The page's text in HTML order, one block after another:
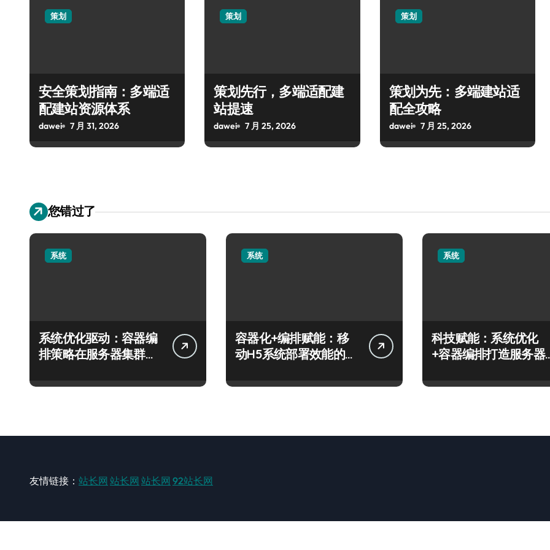
策划
安全策划指南：多端适
配建站资源体系
dawei 7 月 31, 2026
策划
策划先行，多端适配建
站提速
dawei 7 月 25, 2026
策划
策划为先：多端建站适
配全攻略
dawei 7 月 25, 2026
您错过了
系统
系统优化驱动：容器编
排策略在服务器集群的
系统
容器化+编排赋能：移
动H5系统部署效能的科
系统
科技赋能：系统优化
+容器编排打造服务器
友情链接： 站长网 站长网 站长网 92站长网